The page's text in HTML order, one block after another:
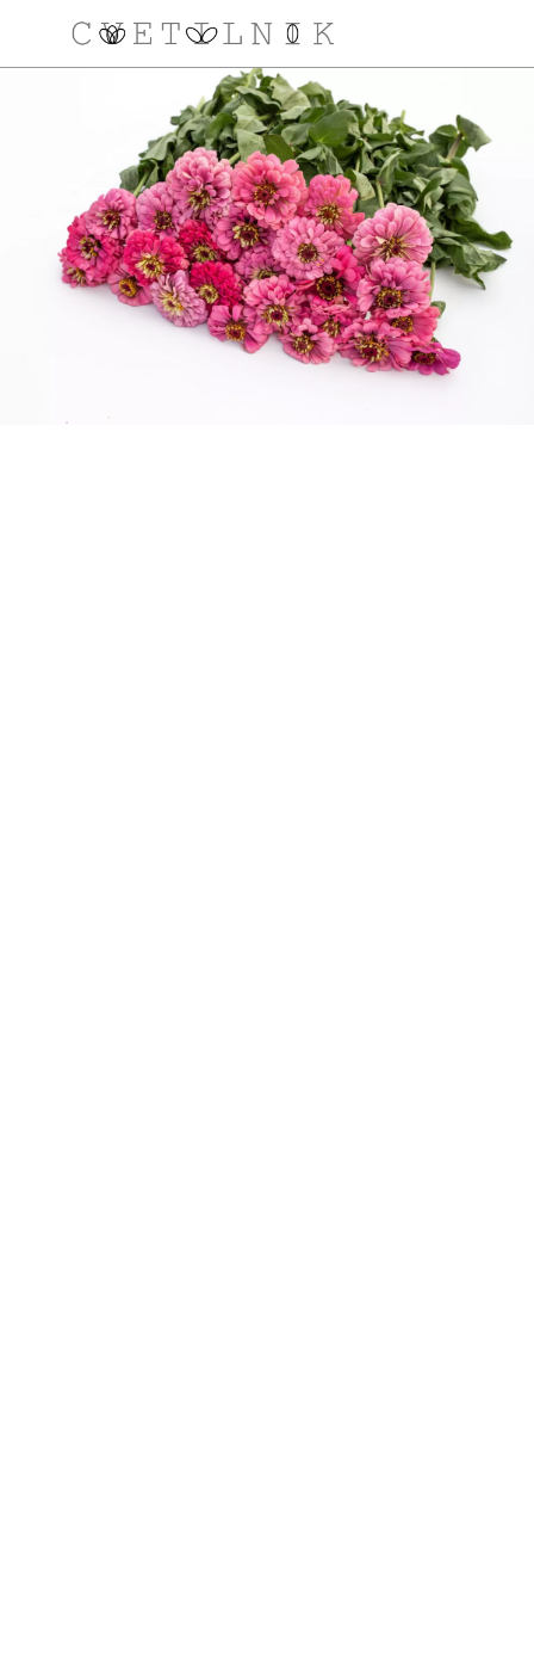
NAROČILO
VAŠA KOŠARICA JE